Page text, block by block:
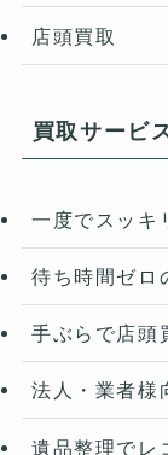
店頭買取
買取サービ
一度でスッキ
待ち時間ゼロ
手ぶらで店頭
法人・業者様
遺品整理でレ